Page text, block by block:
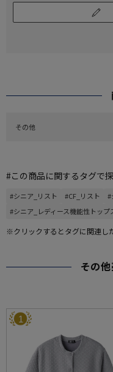
その他
#この商品に関するタグで
#シニア_リスト #CF_リスト
#
#シニア_レディース機能性トップ
※クリックするとタグに関連し
その
1